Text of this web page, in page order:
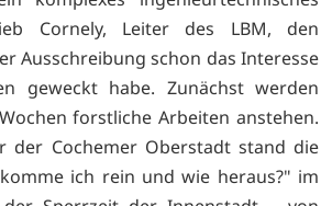
Cornely, Leiter des LBM, den
Ausschreibung schon das Interesse
geweckt habe. Zunächst werden
forstliche Arbeiten anstehen.
der Cochemer Oberstadt stand die
ich rein und wie heraus?" im